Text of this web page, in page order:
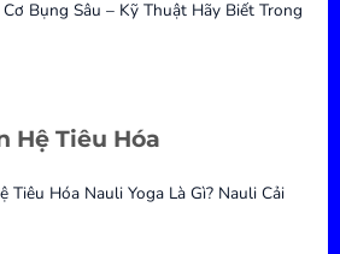
Bụng Sâu – Kỹ Thuật Hãy Biết Trong
Hệ Tiêu Hóa
Tiêu Hóa Nauli Yoga Là Gì? Nauli Cải